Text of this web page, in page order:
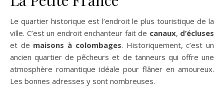
Le quartier historique est l’endroit le plus touristique de la
ville. C’est un endroit enchanteur fait de canaux, d’écluses
et de maisons à colombages. Historiquement, c’est un
ancien quartier de pêcheurs et de tanneurs qui offre une
atmosphère romantique idéale pour flâner en amoureux.
Les bonnes adresses y sont nombreuses.